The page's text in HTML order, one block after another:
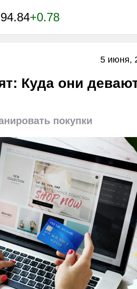
94.84+0.78
5 июня,
Куда они
покупки